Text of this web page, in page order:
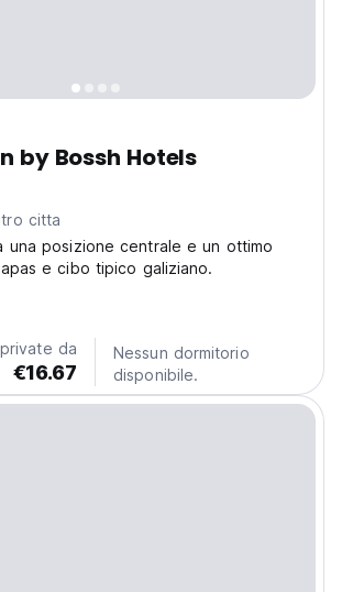
by Bossh Hotels
citta
una posizione centrale e un ottimo
e cibo tipico galiziano.
da
€16.67
Nessun dormitorio
disponibile.